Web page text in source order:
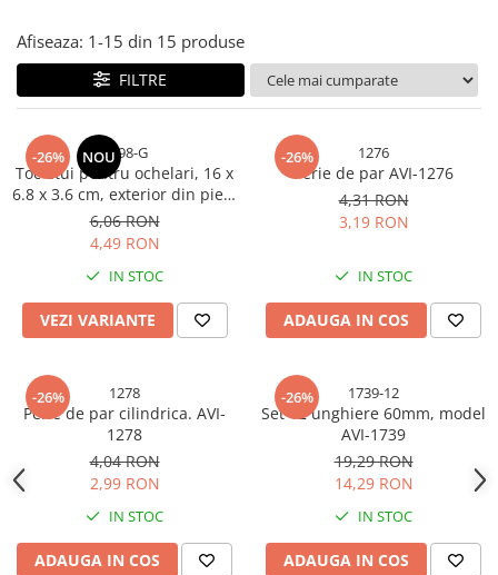
Manusi unica folosinta
Maturi, Mopuri si galeti
Cutii postale
Decoratiuni casa & sarbatori
Accesorii decorative
Mercerie
Iluminat & Electrice
Accesorii corpuri de iluminat
Accesorii prelungitoare
Aplice fatada
Aplice si plafoniere
Cabluri electrice si conductori
Intrerupatoare
Lampi si veioze
Spite si nipluri biciclete
Suporturi accesorii biciclete
Vulcanizare, petice si leviere
bicicleta
Afiseaza: 1-15 din 15 produse
FILTRE
-26% NOU5198-G
Toc etui pentru ochelari, 16 x
6.8 x 3.6 cm, exterior din piele
ecologică texturată, AVI-5198
6,06 RON
4,49 RON
IN STOC
VEZI VARIANTE
-26% 1276
Perie de par AVI-1276
4,31 RON
3,19 RON
IN STOC
ADAUGA IN COS
-26% 1278
Perie de par cilindrica. AVI-
1278
4,04 RON
2,99 RON
IN STOC
ADAUGA IN COS
-26% 1739-12
Set 12 unghiere 60mm, model
AVI-1739
19,29 RON
14,29 RON
IN STOC
ADAUGA IN COS